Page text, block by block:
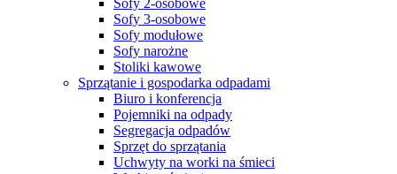
Sofy 3-osobowe
Sofy modułowe
Sofy narożne
Stoliki kawowe
Sprzątanie i gospodarka odpadami
Biuro i konferencja
Pojemniki na odpady
Segregacja odpadów
Sprzęt do sprzątania
Uchwyty na worki na śmieci